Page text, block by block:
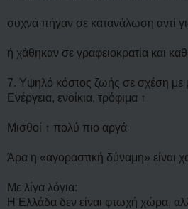
συχνά πήγαν σε κατανάλωση αντί
ή χάθηκαν σε γραφειοκρατία και
7. Υψηλό κόστος ζωής σε σχέση με
Ενέργεια, ενοίκια, τρόφιμα ↑
Μισθοί ↑ πολύ πιο αργά
Άρα η «αγοραστική δύναμη» είναι
Με λίγα λόγια:
Η Ελλάδα δεν είναι φτωχή χώρα,